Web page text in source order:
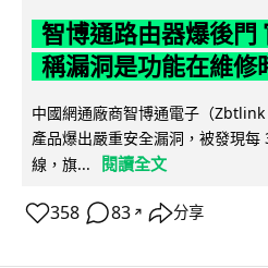
智博通路由器爆後門
稱漏洞是功能在維修
中國網通廠商智博通電子（
產品爆出嚴重安全漏洞，被發現
線，旗...
閱讀全文
358 83 ↗ 分享